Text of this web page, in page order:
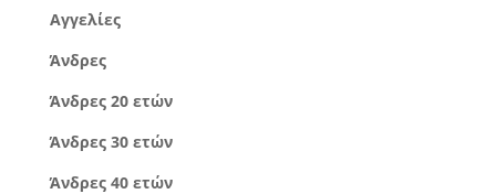
Αγγελίες
Άνδρες
Άνδρες 20 ετών
Άνδρες 30 ετών
Άνδρες 40 ετών